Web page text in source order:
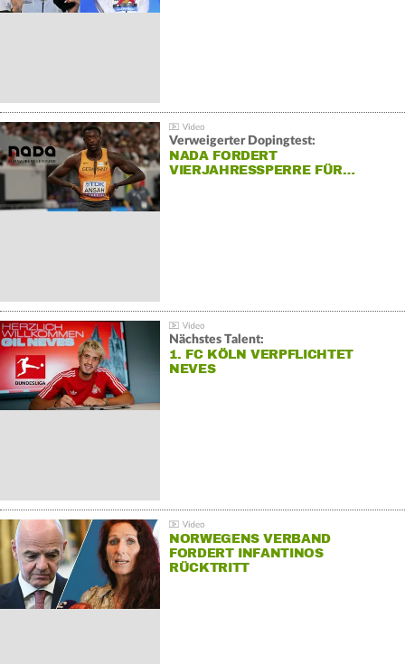
Verweigerter Dopingtest:
NADA FORDERT
VIERJAHRESSPERRE FÜR…
Nächstes Talent:
1. FC KÖLN VERPFLICHTET
NEVES
NORWEGENS VERBAND
FORDERT INFANTINOS
RÜCKTRITT